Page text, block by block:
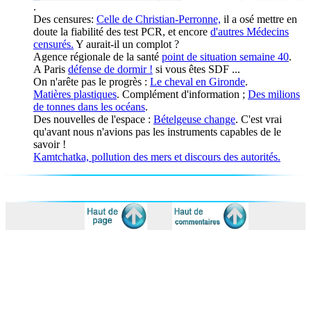
.
Des censures: Celle de Christian-Perronne, il a osé mettre en
doute la fiabilité des test PCR, et encore d'autres Médecins
censurés. Y aurait-il un complot ?
Agence régionale de la santé point de situation semaine 40.
A Paris défense de dormir ! si vous êtes SDF ...
On n'arête pas le progrès : Le cheval en Gironde.
Matières plastiques. Complément d'information ; Des milions
de tonnes dans les océans.
Des nouvelles de l'espace : Bételgeuse change. C'est vrai
qu'avant nous n'avions pas les instruments capables de le
savoir !
Kamtchatka, pollution des mers et discours des autorités.